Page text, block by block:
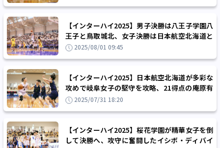
【インターハイ2025】男子決勝は八王子学園八
王子と鳥取城北、女子決勝は日本航空北海道と
桜花学園が戦い頂点を目指す
2025/08/01 09:45
【インターハイ2025】日本航空北海道が多彩な
攻めで岐阜女子の堅守を攻略、21得点の庵原有
紗「いつものプレーを意識しました」
2025/07/31 18:20
【インターハイ2025】桜花学園が精華女子を倒
して決勝へ、攻守に奮闘したイシボ・ディバイ